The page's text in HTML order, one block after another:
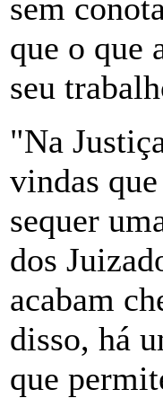
sem
que o que
seu
"Na
vindas
sequer
dos
acabam
disso, há
que